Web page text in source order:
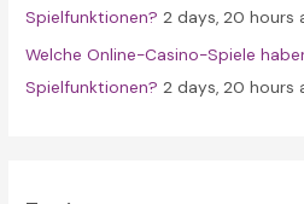
Spielfunktionen? 2 days, 20 hours
Welche Online-Casino-Spiele
Spielfunktionen? 2 days, 20 hours